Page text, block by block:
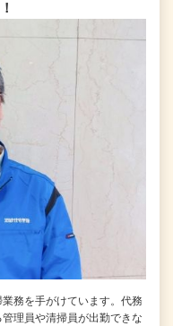
務を手がけています。代務
理員や清掃員が出勤できな